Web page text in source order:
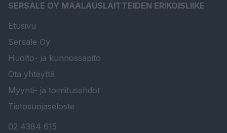
SERSALE OY MAALAUSLAITTEIDEN ERIKOISLIIKE
Etusivu
Sersale Oy
Huolto- ja kunnossapito
Ota yhteyttä
Myynti- ja toimitusehdot
Tietosuojaseloste
02 4384 615